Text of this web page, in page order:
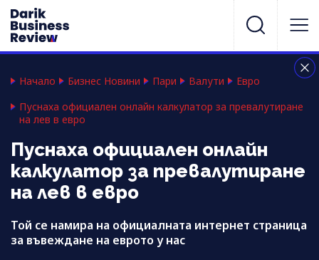
Начало Бизнес Новини Пари Валути
Евро
Пуснаха официален онлайн калкулатор за превалутиране
на лев в евро
Пуснаха официален онлайн
калкулатор за превалутиране
на лев в евро
Той се намира на официалната интернет страница
за въвеждане на еврото у нас